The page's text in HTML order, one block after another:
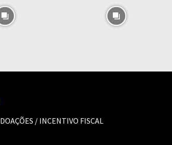
DOAÇÕES / INCENTIVO FISCAL